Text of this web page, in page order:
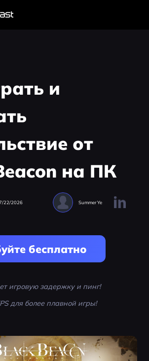
и
от
на ПК
22/2026 Summer Ye
бесплатно
игровую задержку и пинг!
для более плавной игры!